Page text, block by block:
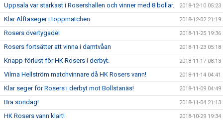
Uppsala var starkast i Rosershallen och vinner med 8 bollar. 2018-12-10 05:23
Klar Alftaseger i toppmatchen. 2018-12-02 21:19
Rosers övertygade! 2018-11-25 19:36
Rosers fortsätter att vinna i damtvåan 2018-11-23 05:18
Knapp förlust för HK Rosers i derbyt. 2018-11-17 08:13
Vilma Hellström matchvinnare då HK Rosers vann! 2018-11-14 04:41
Klar seger för Rosers i derbyt mot Bollstanäs! 2018-11-09 04:49
Bra söndag! 2018-11-04 21:13
HK Rosers vann klart! 2018-10-29 19:34